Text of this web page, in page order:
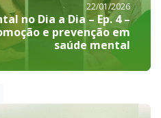
22/01/2026
no Dia a Dia – Ep. 4 –
e prevenção em
saúde mental